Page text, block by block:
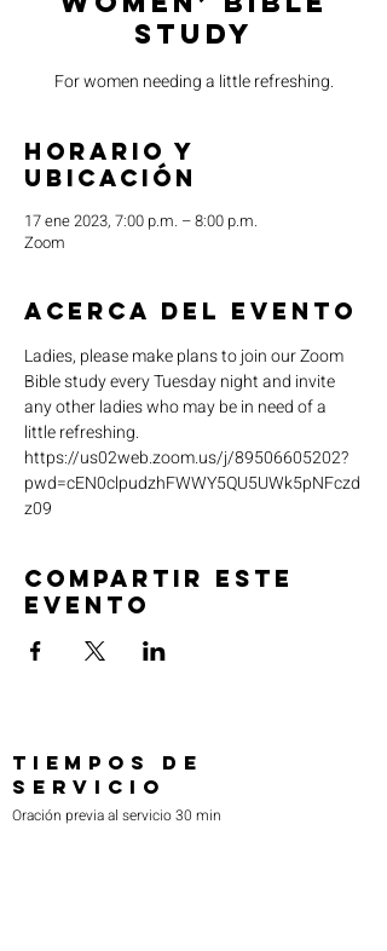
Study
For women needing a little refreshing.
Horario y
ubicación
17 ene 2023, 7:00 p.m. – 8:00 p.m.
Zoom
Acerca del evento
Ladies, please make plans to join our Zoom
Bible study every Tuesday night and invite
any other ladies who may be in need of a
little refreshing.
https://us02web.zoom.us/j/89506605202?
pwd=cEN0clpudzhFWWY5QU5UWk5pNFczd
z09
Compartir este
evento
TIEMPOS DE
SERVICIO
Oración previa al servicio 30 min